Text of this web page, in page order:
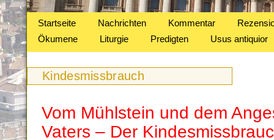
Startseite Nachrichten Kommentar
Ökumene
Liturgie Predigten Usus antiquior
Kindesmissbrauch
Vom Mühlstein und dem
Vaters – Der